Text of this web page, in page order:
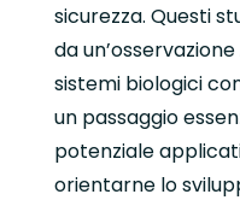
sicurezza. Questi
da un’osservazione
sistemi biologici
un passaggio
potenziale
orientarne lo